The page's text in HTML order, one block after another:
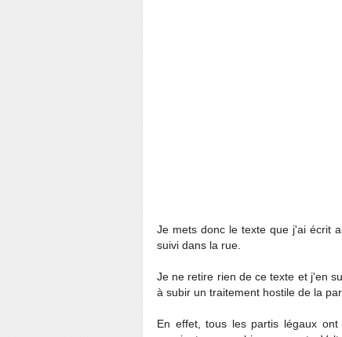
Je mets donc le texte que j'ai écrit
suivi dans la rue.
Je ne retire rien de ce texte et j'en
à subir un traitement hostile de la
En effet, tous les partis légaux